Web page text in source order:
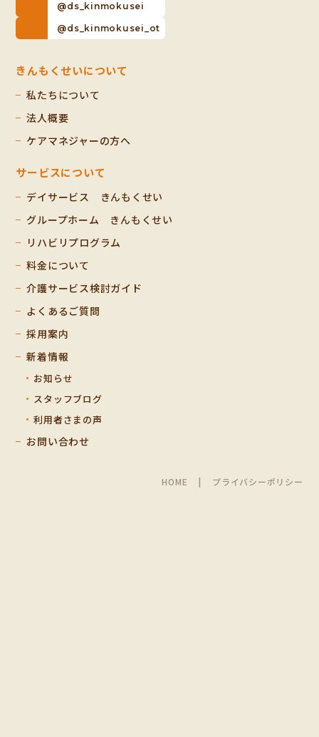
@ds_kinmokusei
@ds_kinmokusei_ot
きんもくせいについて
私たちについて
法人概要
ケアマネジャーの方へ
サービスについて
デイサービス きんもくせい
グループホーム きんもくせい
リハビリプログラム
料金について
介護サービス検討ガイド
よくあるご質問
採用案内
新着情報
お知らせ
スタッフブログ
利用者さまの声
お問い合わせ
HOME プライバシーポリシー